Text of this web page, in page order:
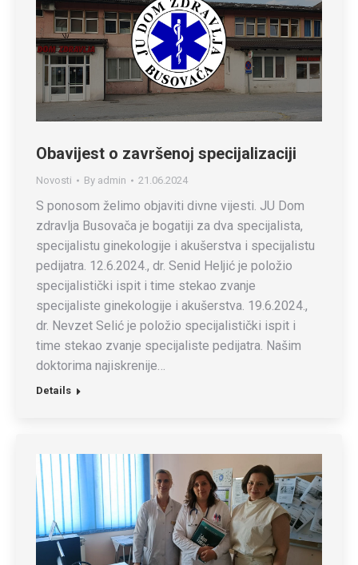
Obavijest o završenoj specijalizaciji
Novosti By admin 21.06.2024
S ponosom želimo objaviti divne vijesti. JU Dom
zdravlja Busovača je bogatiji za dva specijalista,
specijalistu ginekologije i akušerstva i specijalistu
pedijatra. 12.6.2024., dr. Senid Heljić je položio
specijalistički ispit i time stekao zvanje
specijaliste ginekologije i akušerstva. 19.6.2024.,
dr. Nevzet Selić je položio specijalistički ispit i
time stekao zvanje specijaliste pedijatra. Našim
doktorima najiskrenije…
Details